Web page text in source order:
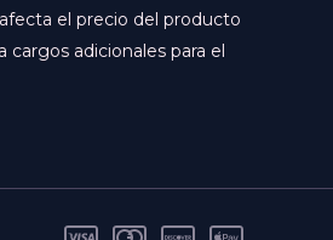
el precio del producto
cargos adicionales para el